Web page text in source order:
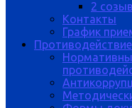
2
Контакты
График